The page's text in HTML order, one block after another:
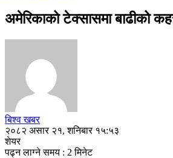
अमेरिकाको टेक्सासमा बाढीको
बिश्व खबर
२०८२ असार २१, शनिबार १५:५३
शेयर
पढ्न लाग्ने समय : 2 मिनेट